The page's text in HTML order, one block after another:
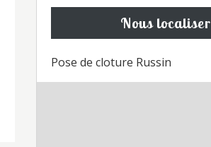
Nous localiser
Pose de cloture Russin